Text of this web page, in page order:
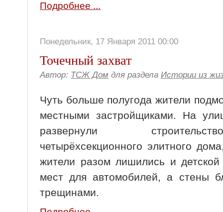
Подробнее ...
Понедельник, 17 Января 2011 00:00
Точечный захват
Автор: ТСЖ Дом для раздела Истории из
Чуть больше полугода жители
местными застройщиками. На
развернули
четырёхсекционного элитного
жители разом лишились и
мест для автомобилей, а стены
трещинами.